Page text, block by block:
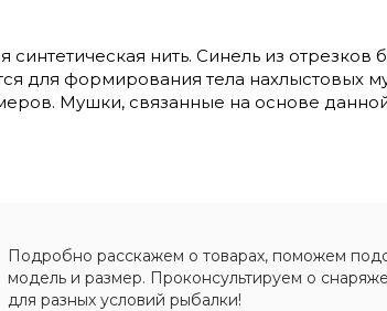
синтетическая нить. Синель из
для формирования тела нахлыстовых
Мушки, связанные на основе
Подробно расскажем о товарах, поможем
модель и размер. Проконсультируем о
для разных условий рыбалки!